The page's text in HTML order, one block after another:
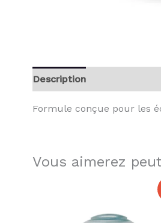
Description
Formule conçue pour les
Vous aimerez
était : est :